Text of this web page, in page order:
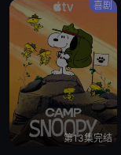
喜剧
第13集完结